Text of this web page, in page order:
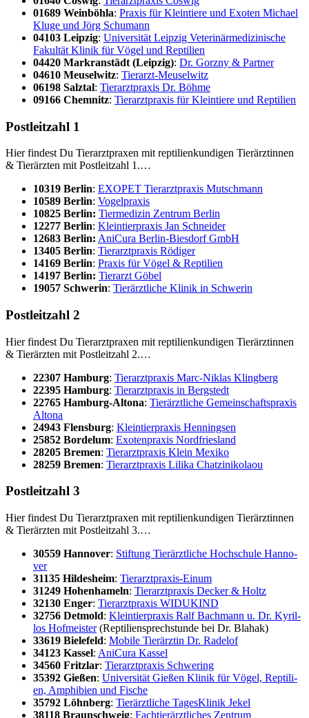
01689 Wein­böh­la: Pra­xis für Klein­tie­re und Exo­ten Micha­el
Klu­ge und Jörg Schu­mann
04103 Leip­zig: Uni­ver­si­tät Leip­zig Vete­ri­när­me­di­zi­ni­sche
Fakul­tät Kli­nik für Vögel und Rep­ti­li­en
04420 Markran­städt (Leip­zig): Dr. Gorz­ny & Part­ner
04610 Meu­sel­witz: Tier­arzt-Meu­sel­witz
06198 Salz­tal: Tier­arzt­pra­xis Dr. Böh­me
09166 Chem­nitz: Tier­arzt­pra­xis für Klein­tie­re und Rep­ti­li­en
Post­leit­zahl 1
Hier fin­dest Du Tier­arzt­pra­xen mit rep­ti­li­en­kun­di­gen Tier­ärz­tin­nen
& Tier­ärz­ten mit Post­leit­zahl 1.…
10319 Ber­lin: EXOPET Tier­arzt­pra­xis Mut­sch­mann
10589 Ber­lin: Vogel­pra­xis
10825 Ber­lin: Tier­me­di­zin Zen­trum Ber­lin
12277 Ber­lin: Klein­tier­pra­xis Jan Schnei­der
12683 Ber­lin: Ani­Cu­ra Ber­lin-Bies­dorf GmbH
13405 Ber­lin: Tier­arzt­pra­xis Rödi­ger
14169 Ber­lin: Pra­xis für Vögel & Rep­ti­li­en
14197 Ber­lin: Tier­arzt Göbel
19057 Schwe­rin: Tier­ärzt­li­che Kli­nik in Schwe­rin
Post­leit­zahl 2
Hier fin­dest Du Tier­arzt­pra­xen mit rep­ti­li­en­kun­di­gen Tier­ärz­tin­nen
& Tier­ärz­ten mit Post­leit­zahl 2.…
22307 Ham­burg: Tier­arzt­pra­xis Marc-Niklas Kling­berg
22395 Ham­burg: Tier­arzt­pra­xis in Berg­stedt
22765 Ham­burg-Alto­na: Tier­ärzt­li­che Gemein­schafts­pra­xis
Alto­na
24943 Flens­burg: Klein­tier­pra­xis Hen­ningsen
25852 Bor­delum: Exo­ten­pra­xis Nord­fries­land
28205 Bre­men: Tier­arzt­pra­xis Klein Mexi­ko
28259 Bre­men: Tier­arzt­pra­xis Lili­ka Chatz­i­ni­ko­laou
Post­leit­zahl 3
Hier fin­dest Du Tier­arzt­pra­xen mit rep­ti­li­en­kun­di­gen Tier­ärz­tin­nen
& Tier­ärz­ten mit Post­leit­zahl 3.…
30559 Han­no­ver: Stif­tung Tier­ärzt­li­che Hoch­schu­le Han­no­
ver
31135 Hil­des­heim: Tier­arzt­pra­xis-Einum
31249 Hohen­ha­meln: Tier­arzt­pra­xis Decker & Holtz
32130 Enger: Tier­arzt­pra­xis WIDUKIND
32756 Det­mold: Klein­tier­pra­xis Ralf Bach­mann u. Dr. Kyril­
los Hof­meis­ter(Rep­ti­li­en­sprech­stun­de bei Dr. Bla­hak)
33619 Bie­le­feld: Mobi­le Tier­ärz­tin Dr. Rade­l­of
34123 Kas­sel: Ani­Cu­ra Kas­sel
34560 Fritz­lar: Tier­arzt­pra­xis Schwe­ring
35392 Gie­ßen: Uni­ver­si­tät Gie­ßen Kli­nik für Vögel, Rep­ti­li­
en, Amphi­bi­en und Fische
35792 Löhn­berg: Tier­ärzt­li­che Tages­Kli­nik Jekel
38118 Braun­schweig: Fach­tier­ärzt­li­ches Zen­trum